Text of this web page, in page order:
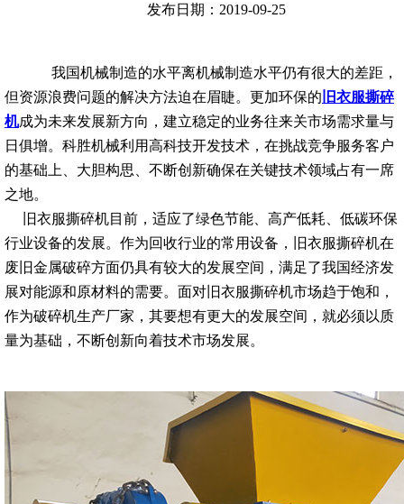
发布日期：2019-09-25
我国机械制造的水平离机械制造水平仍有很大的差距，
但资源浪费问题的解决方法迫在眉睫。更加环保的 旧衣服撕碎
机成为未来发展新方向，建立稳定的业务往来关市场需求量与
日俱增。科胜机械利用高科技开发技术，在挑战竞争服务客户
的基础上、大胆构思、不断创新确保在关键技术领域占有一席
之地。
旧衣服撕碎机目前，适应了绿色节能、高产低耗、低碳环保
行业设备的发展。作为回收行业的常用设备，旧衣服撕碎机在
废旧金属破碎方面仍具有较大的发展空间，满足了我国经济发
展对能源和原材料的需要。面对旧衣服撕碎机市场趋于饱和，
作为破碎机生产厂家，其要想有更大的发展空间，就必须以质
量为基础，不断创新向着技术市场发展。